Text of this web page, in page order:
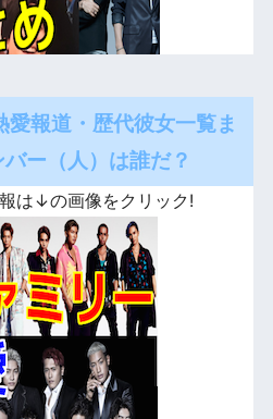
報道・歴代彼女一覧ま
ー（人）は誰だ？
は↓の画像をクリック!